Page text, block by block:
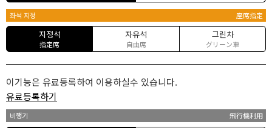
좌석 지정 座席指定
지정석
指定席
자유석
自由席
그린차
グリーン車
이기능은 유료등록하여 이용하실수 있습니다.
유료등록하기
비행기 飛行機利用